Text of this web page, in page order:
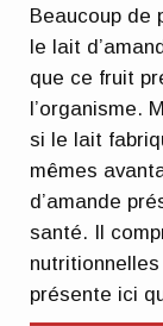
Beaucoup de
le lait
que ce fruit
l’organisme.
si le lait
mêmes
d’amande
santé. Il
présente ici